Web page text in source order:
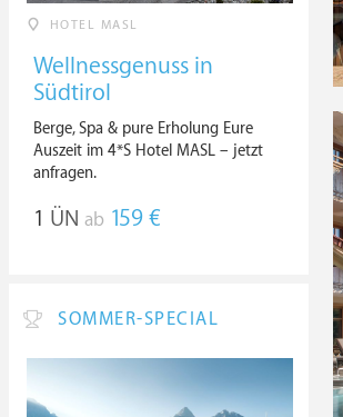
HOTEL MASL
Wellnessgenuss in
Südtirol
Berge, Spa & pure Erholung Eure
Auszeit im 4*S Hotel MASL – jetzt
anfragen.
1 ÜN ab 159 €
SOMMER-SPECIAL